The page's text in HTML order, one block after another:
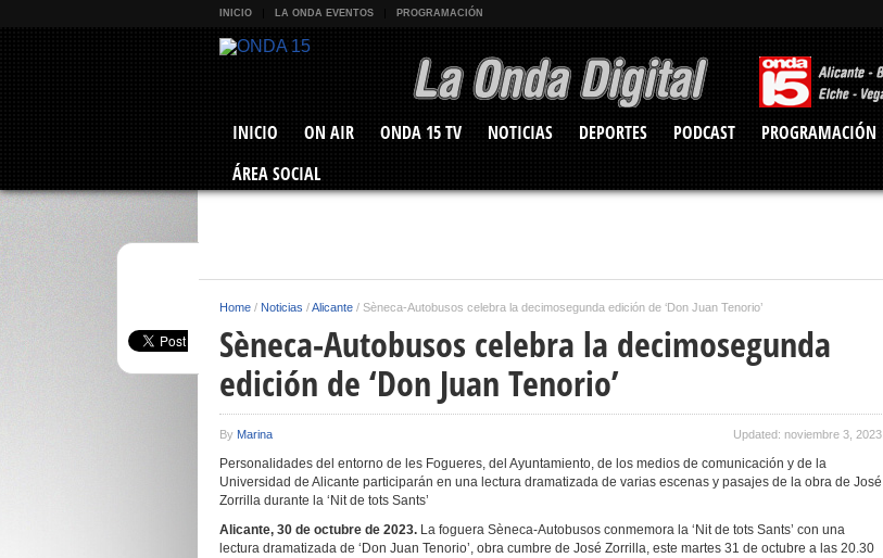
INICIO LA ONDA EVENTOS PROGRAMACIÓN
INICIO ON AIR ONDA 15 TV NOTICIAS DEPORTES PODCAST PROGRAMACIÓN
ÁREA SOCIAL
Home / Noticias /Alicante / Sèneca-Autobusos celebra la decimosegunda edición de ‘Don Juan Tenorio’
Sèneca-Autobusos celebra la decimosegunda
edición de ‘Don Juan Tenorio’
By Marina Updated: noviembre 3, 2023
Personalidades del entorno de les Fogueres, del Ayuntamiento, de los medios de comunicación y de la
Universidad de Alicante participarán en una lectura dramatizada de varias escenas y pasajes de la obra de José
Zorrilla durante la ‘Nit de tots Sants’
Alicante, 30 de octubre de 2023. La foguera Sèneca-Autobusos conmemora la ‘Nit de tots Sants’ con una
lectura dramatizada de ‘Don Juan Tenorio’, obra cumbre de José Zorrilla, este martes 31 de octubre a las 20.30